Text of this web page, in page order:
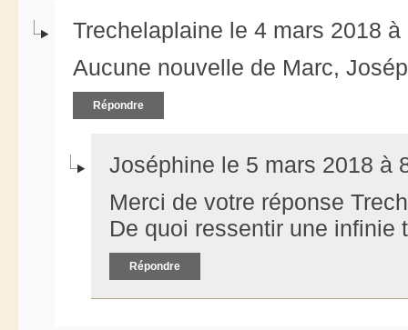
Trechelaplaine le 4 mars 2018
Aucune nouvelle de Marc,
Répondre
Joséphine le 5 mars 2018 à
Merci de votre réponse
De quoi ressentir une infinie
Répondre